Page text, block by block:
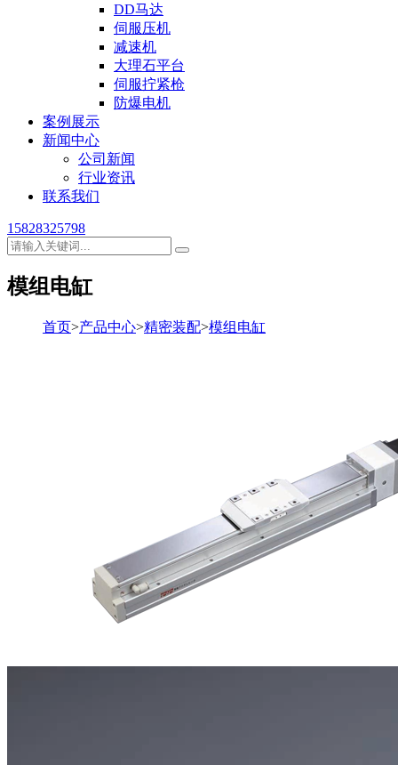
DD马达
伺服压机
减速机
大理石平台
伺服拧紧枪
防爆电机
案例展示
新闻中心
公司新闻
行业资讯
联系我们
15828325798
模组电缸
首页>产品中心>精密装配>模组电缸